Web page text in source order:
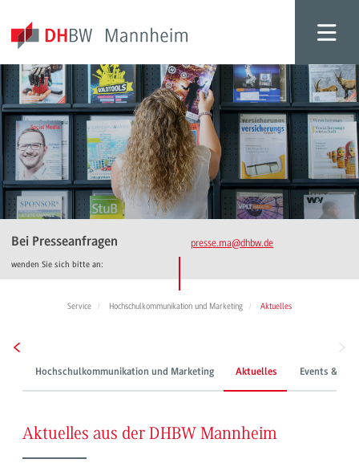
Bei Presseanfragen
wenden Sie sich bitte an:
presse.ma@dhbw.de
Service Hochschulkommunikation und Marketing Aktuelles
Hochschulkommunikation und Marketing Aktuelles Events &
Aktuelles aus der DHBW Mannheim